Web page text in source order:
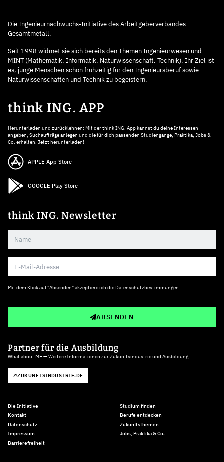
Die Ingenieurnachwuchs-Initiative des Arbeitgeberverbandes
Gesamtmetall.
Seit 1998 widmet sie sich bereits den Themen Ingenieurwesen und
MINT (Mathematik, Informatik, Naturwissenschaft, Technik). Ihr Ziel ist
es, junge Menschen schon frühzeitig für den Ingenieursberuf sowie
Naturwissenschaften und Technik zu begeistern.
think ING. APP
Herunterladen und zurücklehnen: Mit der think ING. App kannst du deine Interessen
angeben, Suchaufträge anlegen und die für dich passenden Studiengänge, Praktika, Jobs &
Co. erhalten. Jetzt herunterladen!
APPLE App Store
GOOGLE Play Store
think ING. Newsletter
Mit dem Klick auf "Absenden" akzeptiere ich die Datenschutzbestimmungen
ABSENDEN
Partner für die Ausbildung
What about ME — Weitere Informationen zur Zukunftsindustrie und Ausbildung
ZUKUNFTSINDUSTRIE.DE
Die Initiative
Kontakt
Datenschutz
Impressum
Barrierefreiheit
Studium finden
Berufe entdecken
Zukunftsthemen
Jobs, Praktika & Co.